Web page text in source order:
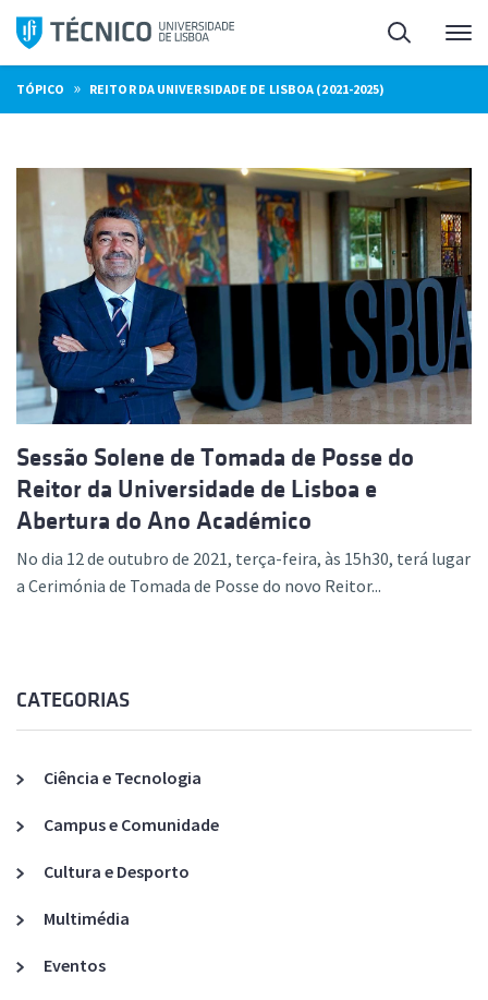
Saltar
para
o
conteúdo
Pesquisa
TÓPICO » REITOR DA UNIVERSIDADE DE LISBOA (2021-2025)
Sessão Solene de Tomada de Posse do
Reitor da Universidade de Lisboa e
Abertura do Ano Académico
No dia 12 de outubro de 2021, terça-feira, às 15h30, terá lugar
a Cerimónia de Tomada de Posse do novo Reitor...
CATEGORIAS
Ciência e Tecnologia
Campus e Comunidade
Cultura e Desporto
Multimédia
Eventos